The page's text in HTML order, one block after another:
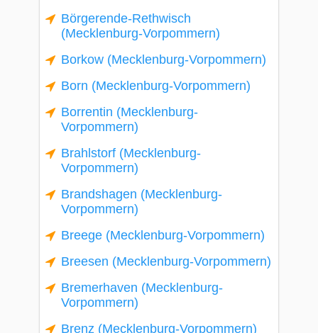
Börgerende-Rethwisch
(Mecklenburg-Vorpommern)
Borkow (Mecklenburg-Vorpommern)
Born (Mecklenburg-Vorpommern)
Borrentin (Mecklenburg-
Vorpommern)
Brahlstorf (Mecklenburg-
Vorpommern)
Brandshagen (Mecklenburg-
Vorpommern)
Breege (Mecklenburg-Vorpommern)
Breesen (Mecklenburg-Vorpommern)
Bremerhaven (Mecklenburg-
Vorpommern)
Brenz (Mecklenburg-Vorpommern)